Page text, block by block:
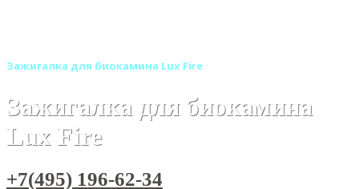
Зажигалка для биокамина Lux Fire
Зажигалка для биокамина
Lux Fire
+7(495) 196-62-34